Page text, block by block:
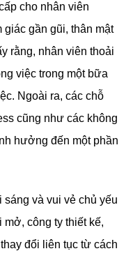
cho nhân viên
gần gũi, thân mật
rằng, nhân viên thoải
việc trong một bữa
Ngoài ra, các chỗ
cũng như các không
hưởng đến một phần
và vui vẻ chủ yếu
công ty thiết kế,
đổi liên tục từ cách